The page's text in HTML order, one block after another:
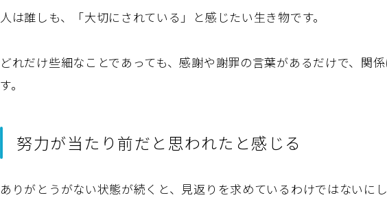
人は誰しも、「大切にされている」と感じたい生き物です。
どれだけ些細なことであっても、感謝や謝罪の言葉があるだけで、関
す。
努力が当たり前だと思われたと感じる
ありがとうがない状態が続くと、見返りを求めているわけではないに